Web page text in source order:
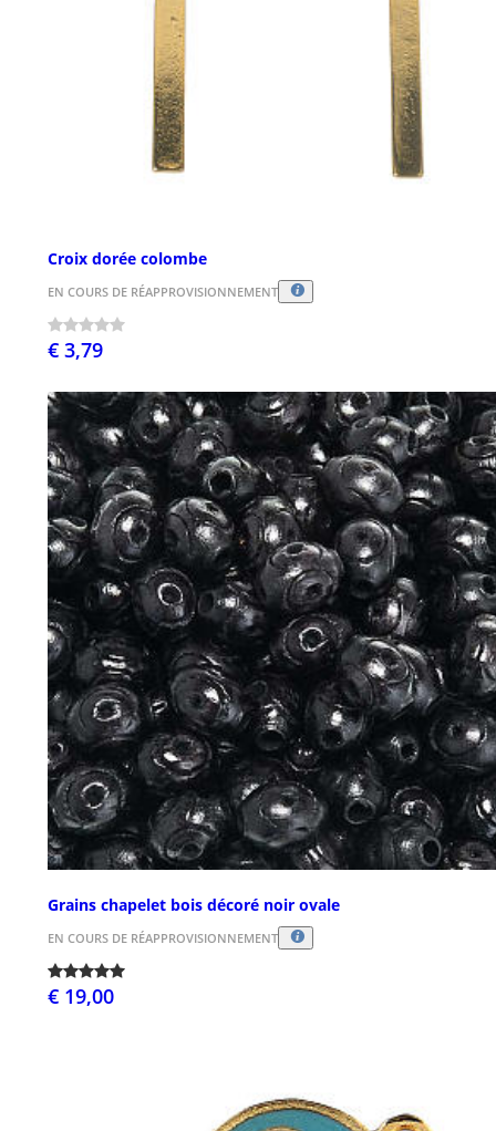
Croix dorée colombe
EN COURS DE RÉAPPROVISIONNEMENT
€ 3,79
Grains chapelet bois décoré noir ovale
EN COURS DE RÉAPPROVISIONNEMENT
€ 19,00